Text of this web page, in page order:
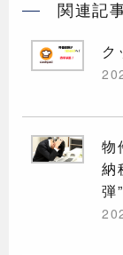
関連記
ク
物
納
弾